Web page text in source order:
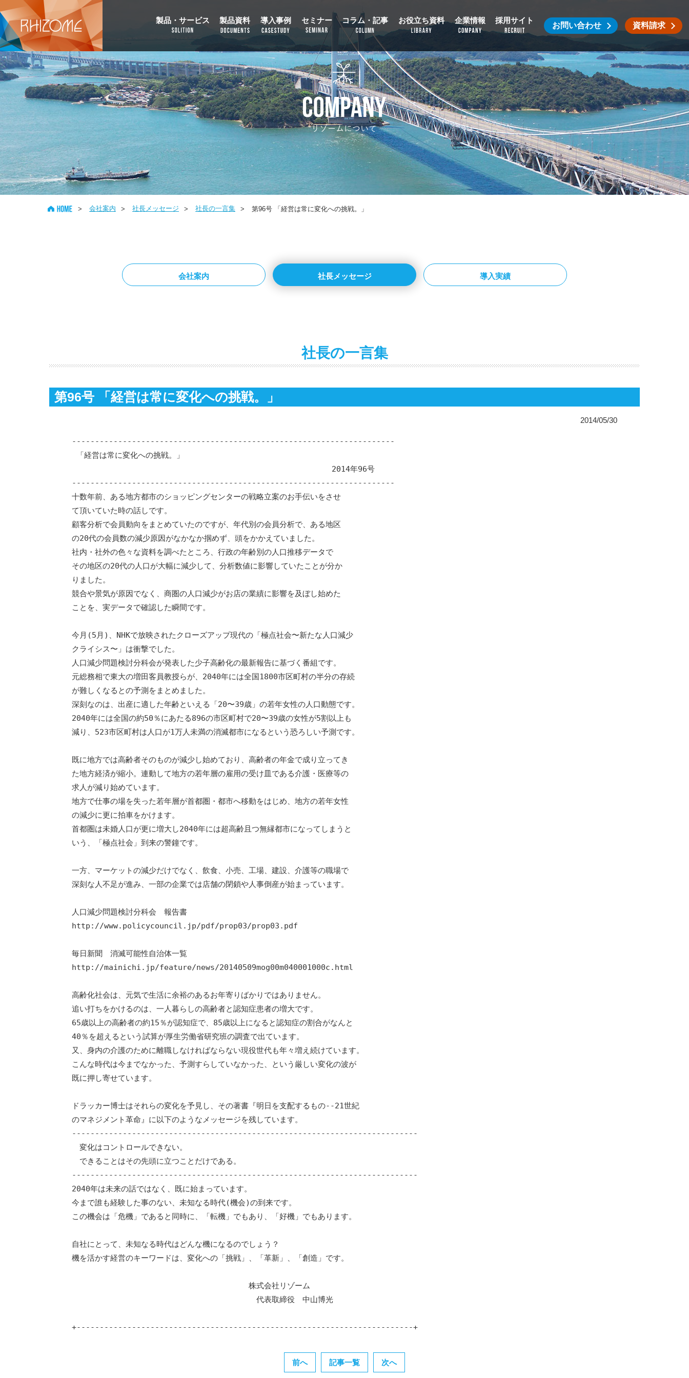
お問い合わせ 資料請求
製品・サービス 製品資料 導入事例 セミナー コラム・記事 お役立ち資料 企業情報 採用サイト
> 会社案内 > 社長メッセージ > 社長の一言集 > 第96号 「経営は常に変化への挑戦。」
会社案内 社長メッセージ 導入実績
社長の一言集
第96号 「経営は常に変化への挑戦。」
2014/05/30
----------------------------------------------------------------------
「経営は常に変化への挑戦。」
2014年96号
----------------------------------------------------------------------
十数年前、ある地方都市のショッピングセンターの戦略立案のお手伝いをさせ
て頂いていた時の話しです。
顧客分析で会員動向をまとめていたのですが、年代別の会員分析で、ある地区
の20代の会員数の減少原因がなかなか掴めず、頭をかかえていました。
社内・社外の色々な資料を調べたところ、行政の年齢別の人口推移データで
その地区の20代の人口が大幅に減少して、分析数値に影響していたことが分か
りました。
競合や景気が原因でなく、商圏の人口減少がお店の業績に影響を及ぼし始めた
ことを、実データで確認した瞬間です。
今月(5月)、NHKで放映されたクローズアップ現代の「極点社会〜新たな人口減少
クライシス〜」は衝撃でした。
人口減少問題検討分科会が発表した少子高齢化の最新報告に基づく番組です。
元総務相で東大の増田客員教授らが、2040年には全国1800市区町村の半分の存続
が難しくなるとの予測をまとめました。
深刻なのは、出産に適した年齢といえる「20〜39歳」の若年女性の人口動態です。
2040年には全国の約50％にあたる896の市区町村で20〜39歳の女性が5割以上も
減り、523市区町村は人口が1万人未満の消滅都市になるという恐ろしい予測です。
既に地方では高齢者そのものが減少し始めており、高齢者の年金で成り立ってき
た地方経済が縮小。連動して地方の若年層の雇用の受け皿である介護・医療等の
求人が減り始めています。
地方で仕事の場を失った若年層が首都圏・都市へ移動をはじめ、地方の若年女性
の減少に更に拍車をかけます。
首都圏は未婚人口が更に増大し2040年には超高齢且つ無縁都市になってしまうと
いう、「極点社会」到来の警鐘です。
一方、マーケットの減少だけでなく、飲食、小売、工場、建設、介護等の職場で
深刻な人不足が進み、一部の企業では店舗の閉鎖や人事倒産が始まっています。
人口減少問題検討分科会　報告書
http://www.policycouncil.jp/pdf/prop03/prop03.pdf
毎日新聞　消滅可能性自治体一覧
http://mainichi.jp/feature/news/20140509mog00m040001000c.html
高齢化社会は、元気で生活に余裕のあるお年寄りばかりではありません。
追い打ちをかけるのは、一人暮らしの高齢者と認知症患者の増大です。
65歳以上の高齢者の約15％が認知症で、85歳以上になると認知症の割合がなんと
40％を超えるという試算が厚生労働省研究班の調査で出ています。
又、身内の介護のために離職しなければならない現役世代も年々増え続けています。
こんな時代は今までなかった、予測すらしていなかった、という厳しい変化の波が
既に押し寄せています。
ドラッカー博士はそれらの変化を予見し、その著書『明日を支配するもの--21世紀
のマネジメント革命』に以下のようなメッセージを残しています。
---------------------------------------------------------------------------
変化はコントロールできない。
できることはその先頭に立つことだけである。
---------------------------------------------------------------------------
2040年は未来の話ではなく、既に始まっています。
今まで誰も経験した事のない、未知なる時代(機会)の到来です。
この機会は「危機」であると同時に、「転機」でもあり、「好機」でもあります。
自社にとって、未知なる時代はどんな機になるのでしょう？
機を活かす経営のキーワードは、変化への「挑戦」、「革新」、「創造」です。
株式会社リゾーム
代表取締役　中山博光
+-------------------------------------------------------------------------+
前へ 記事一覧 次へ